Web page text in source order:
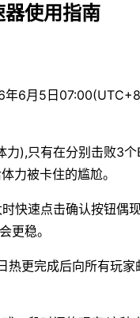
使用指南
6月5日
),只有在分别击败3
力被卡住的尴尬。
快速点击确认按钮偶
更稳。
更完成后向所有玩